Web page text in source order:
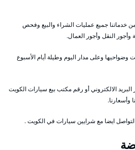
خدماتنا جميع عمليات الشراء والبيع وفحص
وأجور النقل وأجور العمال.
وضواحيها وعلى مدار اليوم وطيلة أيام الأسبوع
البريد الالكتروني أو رقم مكتب بيع سيارات الكويت
وأسعارنا.
التواصل ايضا مع شرايين سيارات في الكويت .